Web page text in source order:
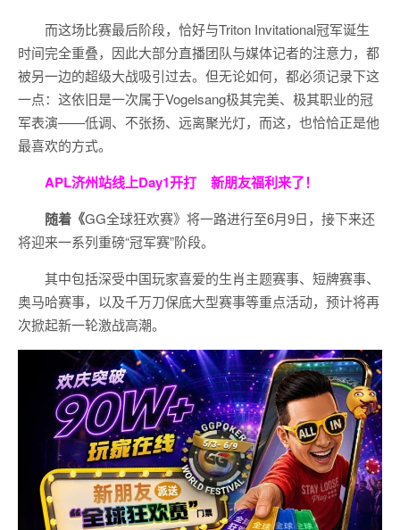
而这场比赛最后阶段，恰好与Triton Invitational冠军诞生
时间完全重叠，因此大部分直播团队与媒体记者的注意力，都
被另一边的超级大战吸引过去。但无论如何，都必须记录下这
一点：这依旧是一次属于Vogelsang极其完美、极其职业的冠
军表演——低调、不张扬、远离聚光灯，而这，也恰恰正是他
最喜欢的方式。
APL济州站线上Day1开打 新朋友福利来了！
随着《GG全球狂欢赛》将一路进行至6月9日，接下来还
将迎来一系列重磅“冠军赛”阶段。
其中包括深受中国玩家喜爱的生肖主题赛事、短牌赛事、
奥马哈赛事，以及千万刀保底大型赛事等重点活动，预计将再
次掀起新一轮激战高潮。